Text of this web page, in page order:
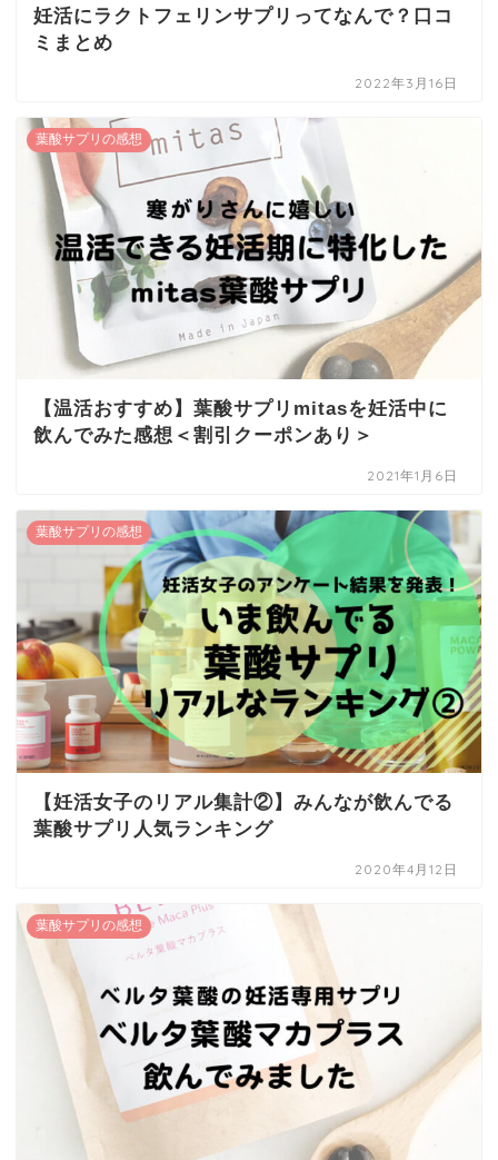
妊活にラクトフェリンサプリってなんで？口コ
ミまとめ
2022年3月16日
葉酸サプリの感想
【温活おすすめ】葉酸サプリmitasを妊活中に
飲んでみた感想＜割引クーポンあり＞
2021年1月6日
葉酸サプリの感想
【妊活女子のリアル集計②】みんなが飲んでる
葉酸サプリ人気ランキング
2020年4月12日
葉酸サプリの感想